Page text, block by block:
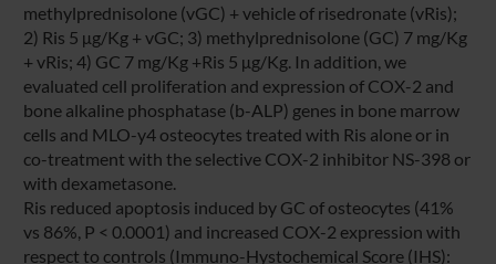
methylprednisolone (vGC) + vehicle of risedronate (vRis);
2) Ris 5 μg/Kg + vGC; 3) methylprednisolone (GC) 7 mg/Kg
+ vRis; 4) GC 7 mg/Kg +Ris 5 μg/Kg. In addition, we
evaluated cell proliferation and expression of COX-2 and
bone alkaline phosphatase (b-ALP) genes in bone marrow
cells and MLO-y4 osteocytes treated with Ris alone or in
co-treatment with the selective COX-2 inhibitor NS-398 or
with dexametasone.
Ris reduced apoptosis induced by GC of osteocytes (41%
vs 86%, P < 0.0001) and increased COX-2 expression with
respect to controls (Immuno-Hystochemical Score (IHS):